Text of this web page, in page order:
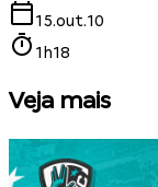
15.out.10
1h18
Veja mais